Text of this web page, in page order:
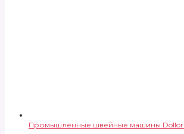
Промышленные швейные машины Dollor